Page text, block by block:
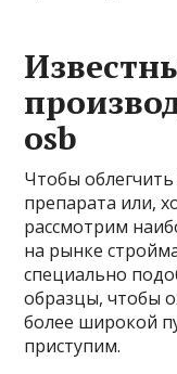
osb
Чтобы
препарата или,
рассмотрим
на рынке
специально
образцы, чтобы
более широкой
приступим.